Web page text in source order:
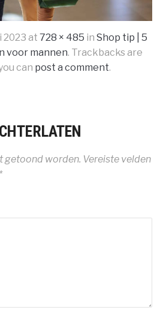
2023 at 728 × 485 in Shop tip | 5
voor mannen. Trackbacks are
can post a comment.
getoond worden. Vereiste velden
*